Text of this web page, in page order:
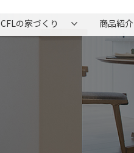
CFLの家づくり 商品紹介